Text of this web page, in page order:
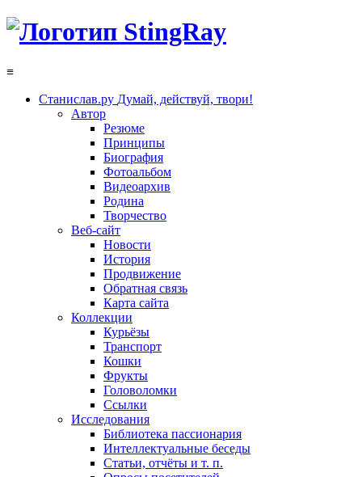
≡
Станислав.ру Думай, действуй, твори!
Автор
Резюме
Принципы
Биография
Фотоальбом
Видеоархив
Родина
Творчество
Веб-сайт
Новости
История
Продвижение
Обратная связь
Карта сайта
Коллекции
Курьёзы
Транспорт
Кошки
Фрукты
Головоломки
Ссылки
Исследования
Библиотека пассионария
Интеллектуальные беседы
Статьи, отчёты и т. п.